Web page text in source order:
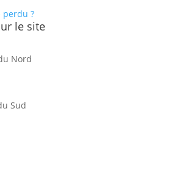
perdu ?
le site
Nord
Sud